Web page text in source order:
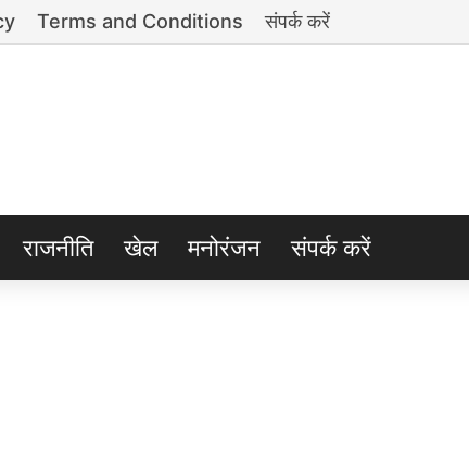
Terms and Conditions संपर्क करें
राजनीति खेल मनोरंजन संपर्क करें